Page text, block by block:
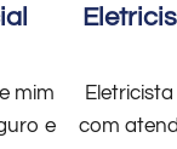
mim
e
com